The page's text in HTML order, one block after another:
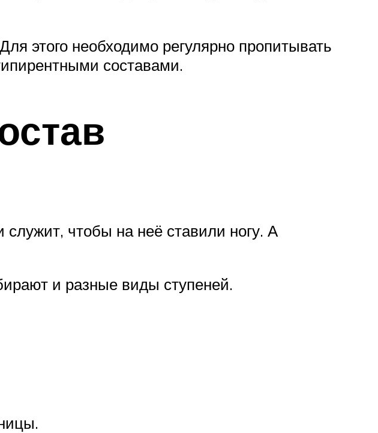
этого необходимо регулярно пропитывать
составами.
служит, чтобы на неё ставили ногу. А
и разные виды ступеней.